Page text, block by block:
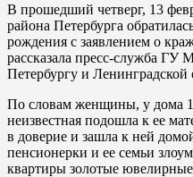
В прошедший четверг, 13
района Петербурга
рождения с заявлением о
рассказала пресс-служба
Петербургу и Ленинградской
По словам женщины, у дома
неизвестная подошла к ее
в доверие и зашла к ней
пенсионерки и ее семьи
квартиры золотые ювелирные